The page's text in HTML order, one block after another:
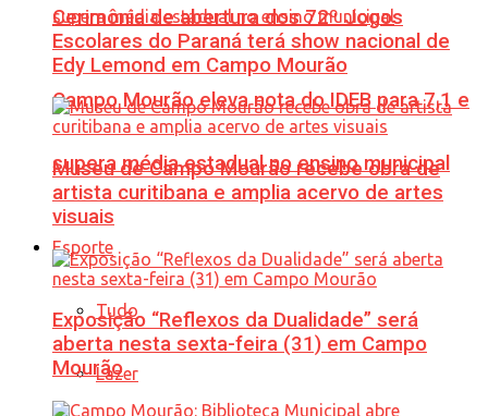
Campo Mourão eleva nota do IDEB para 7,1 e
supera média estadual no ensino municipal
Esporte
Tudo
Lazer
Cerimônia de abertura dos 72º Jogos
Escolares do Paraná terá show nacional de
Edy Lemond em Campo Mourão
Museu de Campo Mourão recebe obra de
artista curitibana e amplia acervo de artes
visuais
Exposição “Reflexos da Dualidade” será
aberta nesta sexta-feira (31) em Campo
Mourão